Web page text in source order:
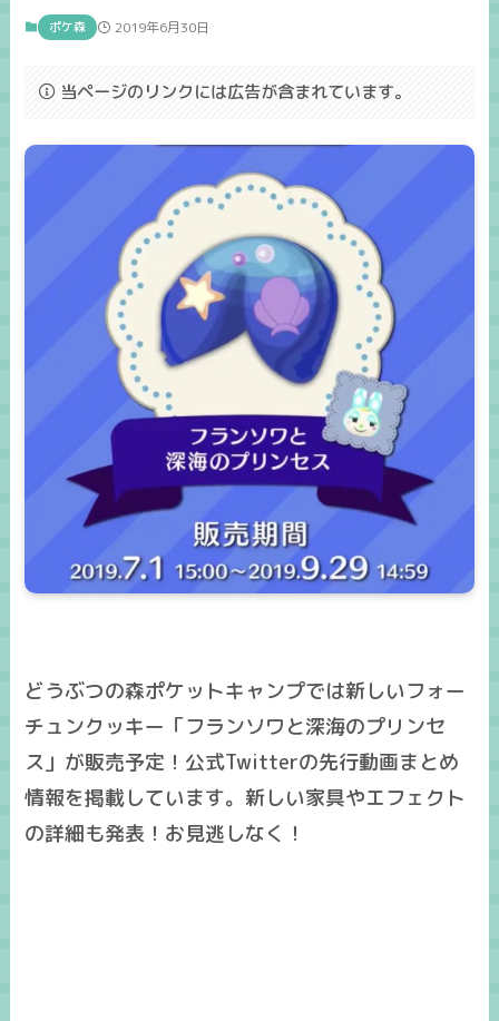
ポケ森 2019年6月30日
当ページのリンクには広告が含まれています。
どうぶつの森ポケットキャンプでは新しいフォー
チュンクッキー「フランソワと深海のプリンセ
ス」が販売予定！公式Twitterの先行動画まとめ
情報を掲載しています。新しい家具やエフェクト
の詳細も発表！お見逃しなく！